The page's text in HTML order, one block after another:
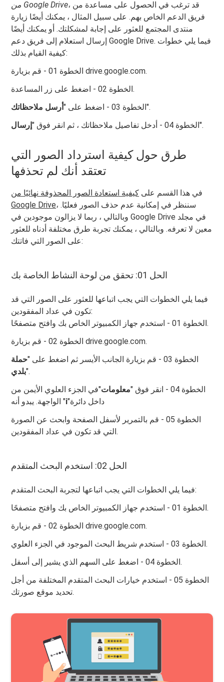
من Google Drive، قد ترغب في الحصول على مساعدة من
فريق الدعم الخاص بهم. على سبيل المثال ، يمكنك أيضًا زيارة
منتدى المجتمع للعثور على إجابة لمشكلتك. أو يمكنك أيضًا
إرسال استعلام إلى فريق دعم Google Drive. فيما يلي خطوات
كيفية القيام بذلك:
الخطوة 01 - قم بزيارة drive.google.com.
الخطوة 02 - اضغط على زر المساعدة.
الخطوة 03 - اضغط على "
أرسل ملاحظاتك
".
الخطوة 04 - أدخل تفاصيل ملاحظاتك ، ثم انقر فوق "
إرسال ".
طرق حول كيفية استرداد الصور التي
تعتقد أنك لم تحذفها
في هذا القسم على كيفية استعادة الصور المحذوفة نهائيًا من
Google Drive، سننظر في إمكانية عدم حذف الصور فعليًا.
وبالتالي ، ربما لا يزالون موجودين في Google Drive في مجلد
معين لا تعرفه. وبالتالي ، يمكنك تجربة طرق مختلفة أدناه للعثور
على الصور التي فاتتك:
الحل 01: تحقق من لوحة النشاط الخاصة بك
فيما يلي الخطوات التي يجب اتباعها للعثور على الصور التي قد
تكون في عداد المفقودين:
الخطوة 01 - استخدم جهاز الكمبيوتر الخاص بك وافتح متصفحًا.
الخطوة 02 - قم بزيارة drive.google.com.
الخطوة 03 - قم بزيارة الجانب الأيسر ثم اضغط على "
حملة
بلدي".
الخطوة 04 - انقر فوق "
معلومات"في الجزء العلوي الأيمن من
الواجهة. يبدو أنه "i "داخل دائرة
الخطوة 05 - قم بالتمرير لأسفل الصفحة وابحث عن الصورة
التي قد تكون في عداد المفقودين.
الحل 02: استخدم البحث المتقدم
فيما يلي الخطوات التي يجب اتباعها لتجربة البحث المتقدم:
الخطوة 01 - استخدم جهاز الكمبيوتر الخاص بك وافتح متصفحًا.
الخطوة 02 - قم بزيارة drive.google.com.
الخطوة 03 - استخدم شريط البحث الموجود في الجزء العلوي.
الخطوة 04 - اضغط على السهم الذي يشير إلى أسفل.
الخطوة 05 - استخدم خيارات البحث المتقدم المختلفة من أجل
تحديد موقع صورتك.